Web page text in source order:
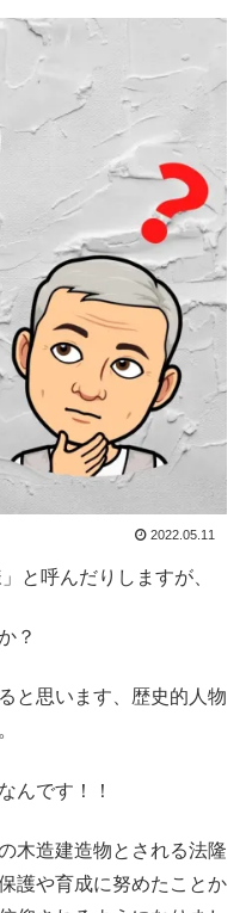
2022.05.11
と呼んだりしますが、
？
と思います、歴史的人物
んです！！
木造建造物とされる法隆
護や育成に努めたことか